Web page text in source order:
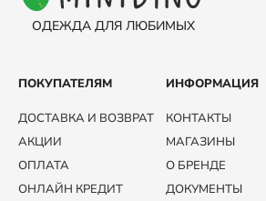
ОДЕЖДА ДЛЯ ЛЮБИМЫХ
ПОКУПАТЕЛЯМ
ДОСТАВКА И ВОЗВРАТ
АКЦИИ
ОПЛАТА
ОНЛАЙН КРЕДИТ
ИНФОРМАЦИЯ
КОНТАКТЫ
МАГАЗИНЫ
О БРЕНДЕ
ДОКУМЕНТЫ